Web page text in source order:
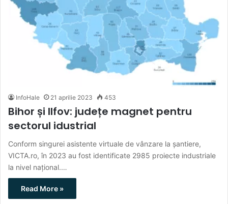
InfoHale 21 aprilie 2023 453
Bihor și Ilfov: județe magnet pentru
sectorul idustrial
Conform singurei asistente virtuale de vânzare la șantiere,
VICTA.ro, în 2023 au fost identificate 2985 proiecte industriale
la nivel național.…
Read More »